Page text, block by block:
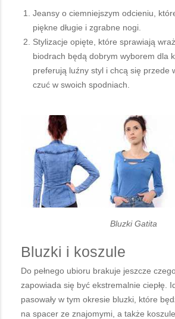
Jeansy o ciemniejszym odcieniu,
piękne długie i zgrabne nogi.
Stylizacje opięte, które sprawiają
biodrach będą dobrym wyborem dla
preferują luźny styl i chcą się przede
czuć w swoich spodniach.
Bluzki Gatita
Bluzki i koszule
Do pełnego ubioru brakuje jeszcze
zapowiada się być ekstremalnie ciepłę.
pasowały w tym okresie bluzki, które
na spacer ze znajomymi, a także